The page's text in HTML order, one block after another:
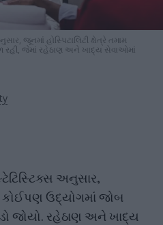
જૂનમાં હોસ્પિટાલિટી ક્ષેત્રે તમામ
રહી, જેમાં રહેઠાણ અને ખાદ્ય સેવાઓમાં
અનુસાર,
કોઈપણ ઉદ્યોગમાં જોબ
જોયો. રહેઠાણ અને ખાદ્ય